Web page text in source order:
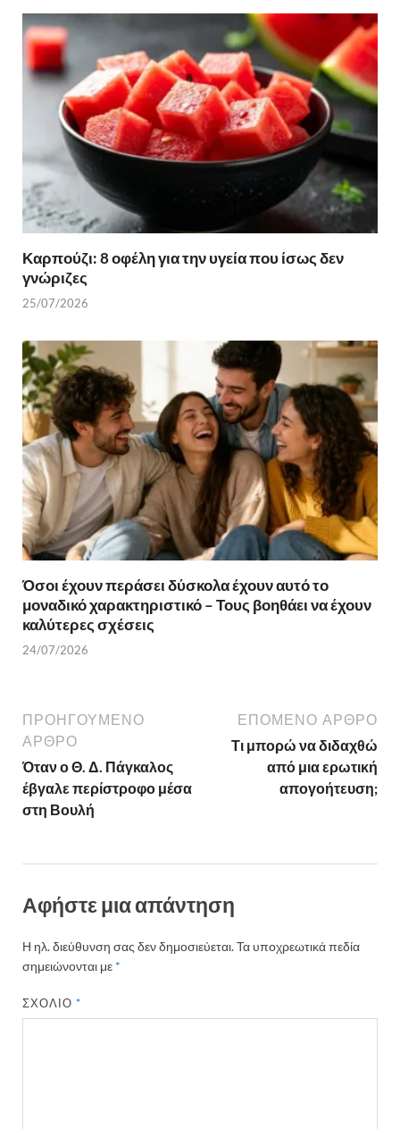
Καρπούζι: 8 οφέλη για την υγεία που ίσως δεν
γνώριζες
25/07/2026
Όσοι έχουν περάσει δύσκολα έχουν αυτό το
μοναδικό χαρακτηριστικό – Τους βοηθάει να έχουν
καλύτερες σχέσεις
24/07/2026
ΠΡΟΗΓΟΎΜΕΝΟ
ΆΡΘΡΟ
Όταν ο Θ. Δ. Πάγκαλος
έβγαλε περίστροφο μέσα
στη Βουλή
ΕΠΌΜΕΝΟ ΆΡΘΡΟ
Τι μπορώ να διδαχθώ
από μια ερωτική
απογοήτευση;
Αφήστε μια απάντηση
Η ηλ. διεύθυνση σας δεν δημοσιεύεται.Τα υποχρεωτικά πεδία
σημειώνονται με *
ΣΧΌΛΙΟ*